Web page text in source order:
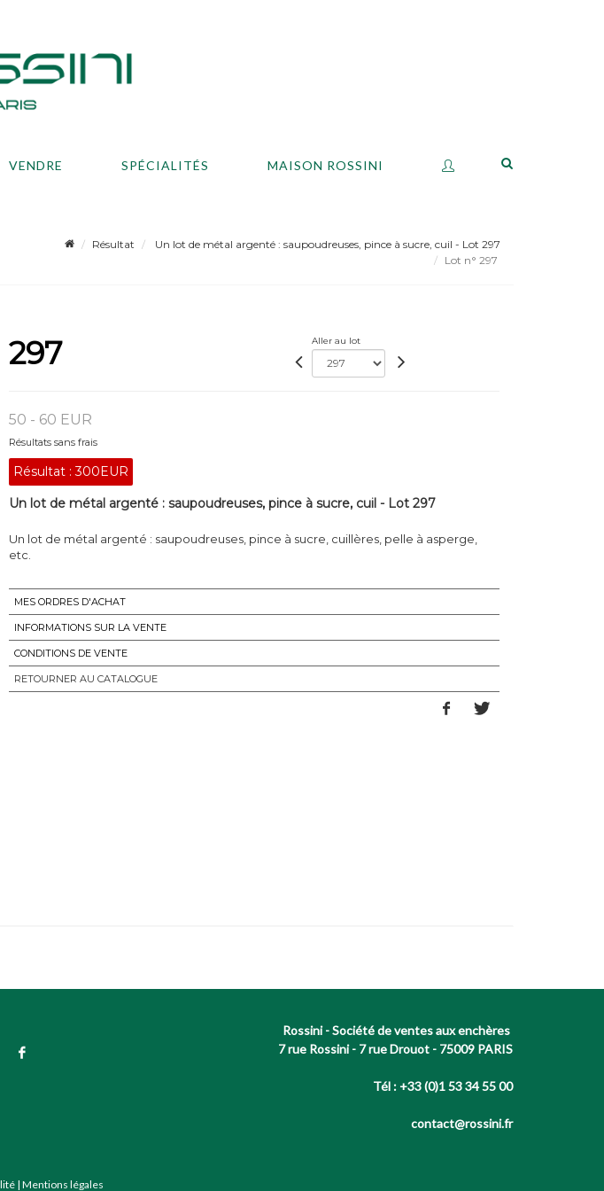
VENDRE SPÉCIALITÉS MAISON ROSSINI
Résultat
Un lot de métal argenté : saupoudreuses, pince à sucre, cuil - Lot 297
Lot n° 297
297 Aller au lot
50 - 60 EUR
Résultats sans frais
Résultat :300EUR
Un lot de métal argenté : saupoudreuses, pince à sucre, cuil - Lot 297
Un lot de métal argenté : saupoudreuses, pince à sucre, cuillères, pelle à asperge,
etc.
MES ORDRES D'ACHAT
INFORMATIONS SUR LA VENTE
CONDITIONS DE VENTE
RETOURNER AU CATALOGUE
Rossini - Société de ventes aux enchères
7 rue Rossini - 7 rue Drouot - 75009 PARIS
Tél : +33 (0)1 53 34 55 00
contact@rossini.fr
| Mentions légales